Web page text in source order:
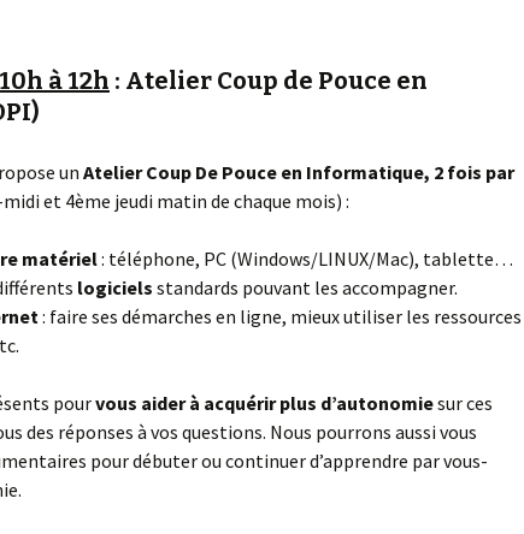
à 12h : Atelier Coup de Pouce en
un Atelier Coup De Pouce en Informatique, 2 fois par
et 4ème jeudi matin de chaque mois) :
matériel: téléphone, PC (Windows/LINUX/Mac), tablette…
logiciels standards pouvant les accompagner.
: faire ses démarches en ligne, mieux utiliser les ressources
pourvous aider à acquérir plus d’autonomiesur ces
des réponses à vos questions. Nous pourrons aussi vous
pour débuter ou continuer d’apprendre par vous-